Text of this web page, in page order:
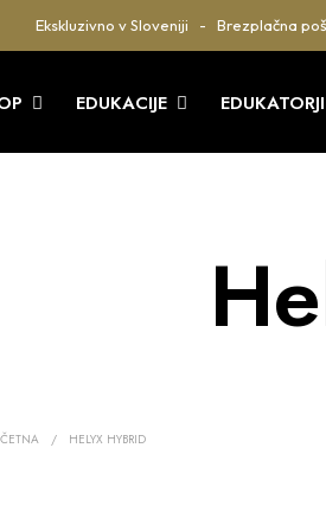
Ekskluzivno v Sloveniji - Brezplačna
EDUKACIJE EDUKATORJI
/ HELYX HYBRID